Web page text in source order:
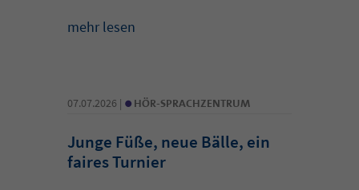
mehr lesen
07.07.2026 | • HÖR-SPRACHZENTRUM
Junge Füße, neue Bälle, ein
faires Turnier